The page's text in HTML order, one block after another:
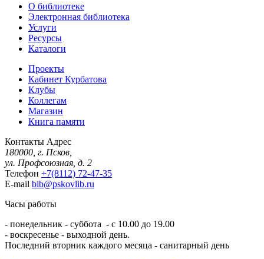
О библиотеке
Электронная библиотека
Услуги
Ресурсы
Каталоги
Проекты
Кабинет Курбатова
Клубы
Коллегам
Магазин
Книга памяти
Контакты Адрес
180000, г. Псков,
ул. Профсоюзная, д. 2
Телефон +7(8112) 72-47-35
E-mail bib@pskovlib.ru
Часы работы
- понедельник - суббота - с 10.00 до 19.00
- воскресенье - выходной день.
Последний вторник каждого месяца - санитарный день